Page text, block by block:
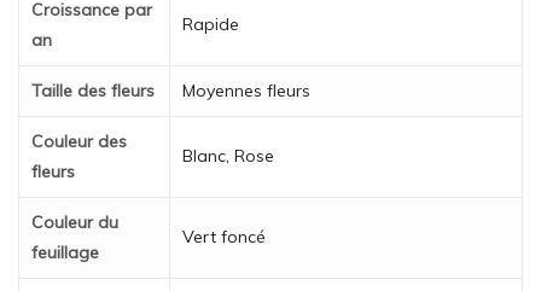
Croissance par
an
Rapide
Taille des fleurs Moyennes fleurs
Couleur des
fleurs
Blanc, Rose
Couleur du
feuillage
Vert foncé